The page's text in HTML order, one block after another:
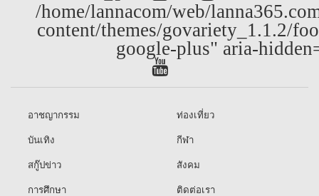
/home/lannacom/web/
content/themes/govariety_1.1.2/
google-plus" aria-
อาชญากรรม
ท่องเที่ยว
บันเทิง
กีฬา
สกู๊ปข่าว
สังคม
การศึกษา
ติดต่อเรา